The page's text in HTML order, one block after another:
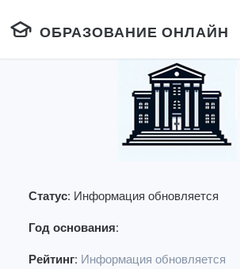
ОБРАЗОВАНИЕ ОНЛАЙН
Статус: Информация обновляется
Год основания:
Рейтинг: Информация обновляется